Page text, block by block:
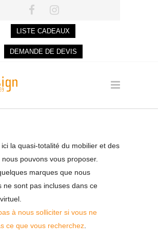
LISTE CADEAUX
DEMANDE DE DEVIS
la quasi-totalité du mobilier et des
pouvons vous proposer.
marques que nous
ne sont pas incluses dans ce
à nous solliciter si vous ne
ce que vous recherchez